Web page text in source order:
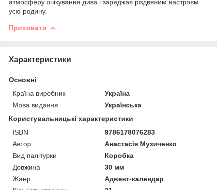
атмосферу очікування дива і заряджає різдвяним настроєм
усю родину.
Приховати
Характеристики
Основні
Країна виробник
Україна
Мова видання
Українська
Користувальницькі характеристики
ISBN
9786178076283
Автор
Анастасія Музиченко
Вид палітурки
Коробка
Довжина
30 мм
Жанр
Адвент-календар